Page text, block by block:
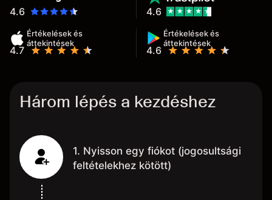
4.6
Értékelések és
áttekintések
4.7
Értékelések és
áttekintések
4.6
4.6
Három lépés a kezdéshez
1. Nyisson egy fiókot (jogosultsági
feltételekhez kötött)